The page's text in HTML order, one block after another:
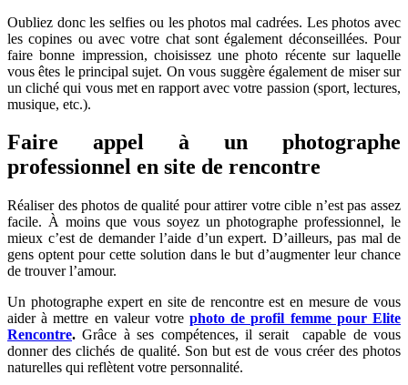
Oubliez donc les selfies ou les photos mal cadrées. Les photos avec
les copines ou avec votre chat sont également déconseillées. Pour
faire bonne impression, choisissez une photo récente sur laquelle
vous êtes le principal sujet. On vous suggère également de miser sur
un cliché qui vous met en rapport avec votre passion (sport, lectures,
musique, etc.).
Faire appel à un photographe
professionnel en site de rencontre
Réaliser des photos de qualité pour attirer votre cible n’est pas assez
facile. À moins que vous soyez un photographe professionnel, le
mieux c’est de demander l’aide d’un expert. D’ailleurs, pas mal de
gens optent pour cette solution dans le but d’augmenter leur chance
de trouver l’amour.
Un photographe expert en site de rencontre est en mesure de vous
aider à mettre en valeur votrephoto de profil femme pour Elite
Rencontre.Grâce à ses compétences, il serait capable de vous
donner des clichés de qualité. Son but est de vous créer des photos
naturelles qui reflètent votre personnalité.